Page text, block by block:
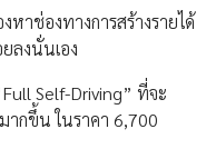
หาช่องทางการสร้างรายได้
ลงนั่นเอง
Self-Driving” ที่จะ
กขึ้น ในราคา 6,700